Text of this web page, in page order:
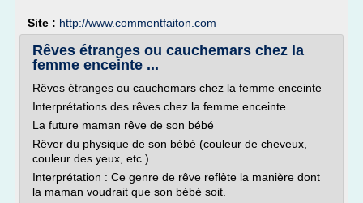
Site : http://www.commentfaiton.com
Rêves étranges ou cauchemars chez la
femme enceinte ...
Rêves étranges ou cauchemars chez la femme enceinte
Interprétations des rêves chez la femme enceinte
La future maman rêve de son bébé
Rêver du physique de son bébé (couleur de cheveux,
couleur des yeux, etc.).
Interprétation : Ce genre de rêve reflète la manière dont
la maman voudrait que son bébé soit.